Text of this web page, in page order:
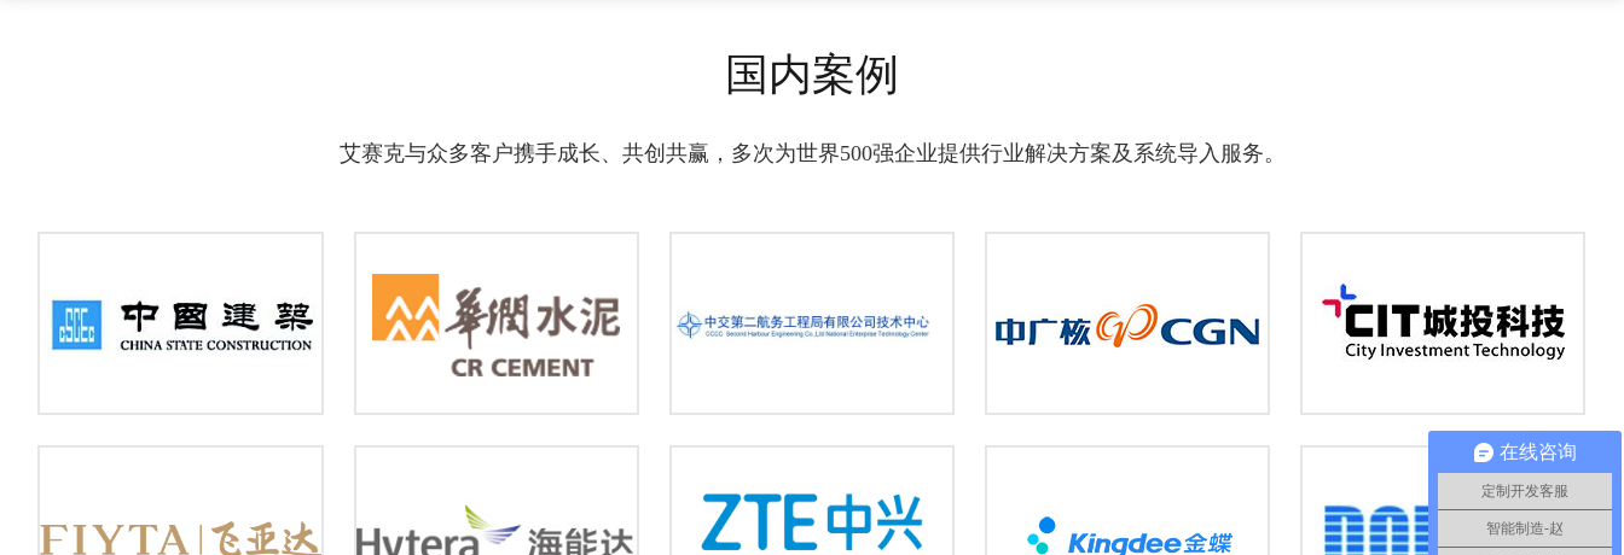
国内案例
艾赛克与众多客户携手成长、共创共赢，多次为世界500强企业提供行业解决方案及系统导入服务。
在线咨询
定制开发客服
智能制造-赵